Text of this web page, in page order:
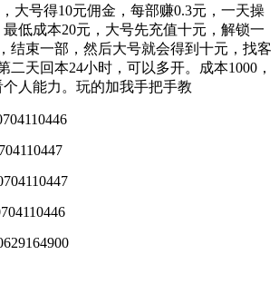
大号得10元佣金，每部赚0.3元，一天操
最低成本20元，大号先充值十元，解锁一
结束一部，然后大号就会得到十元，找客
二天回本24小时，可以多开。成本1000，
人能力。玩的加我手把手教